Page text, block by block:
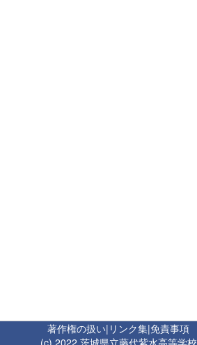
著作権の扱い| リンク集|免責事項